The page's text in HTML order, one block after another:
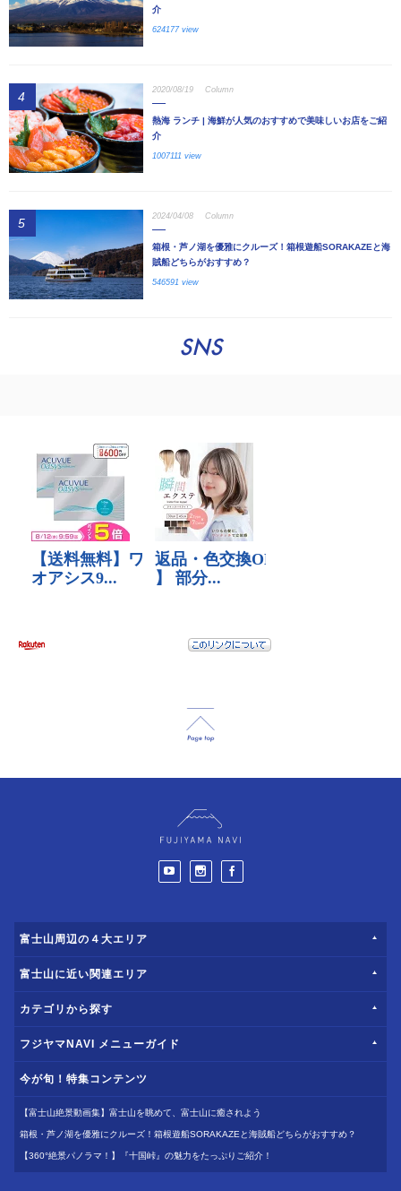
介
624177 view
4 2020/08/19 Column
熱海 ランチ | 海鮮が人気のおすすめで美味しいお店をご紹
介
1007111 view
5 2024/04/08 Column
箱根・芦ノ湖を優雅にクルーズ！箱根遊船SORAKAZEと海
賊船どちらがおすすめ？
546591 view
SNS
富士山周辺の４大エリア
富士山に近い関連エリア
カテゴリから探す
フジヤマNAVI メニューガイド
今が旬！特集コンテンツ
【富士山絶景動画集】富士山を眺めて、富士山に癒されよう
箱根・芦ノ湖を優雅にクルーズ！箱根遊船SORAKAZEと海賊船どちらがおすすめ？
【360°絶景パノラマ！】『十国峠』の魅力をたっぷりご紹介！